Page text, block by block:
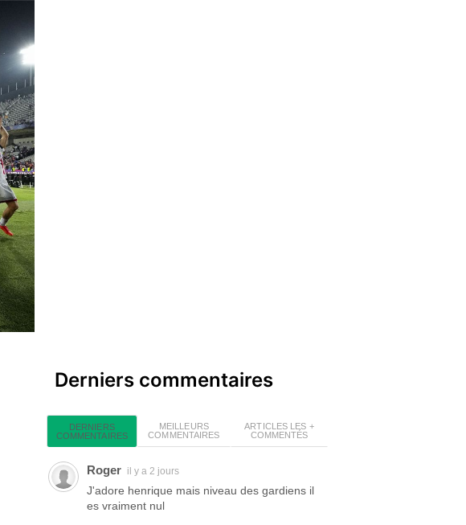
Derniers commentaires
DERNIERS
COMMENTAIRES
MEILLEURS
COMMENTAIRES
ARTICLES LES +
COMMENTÉS
Roger il y a 2 jours
J'adore henrique mais niveau des gardiens il
es vraiment nul